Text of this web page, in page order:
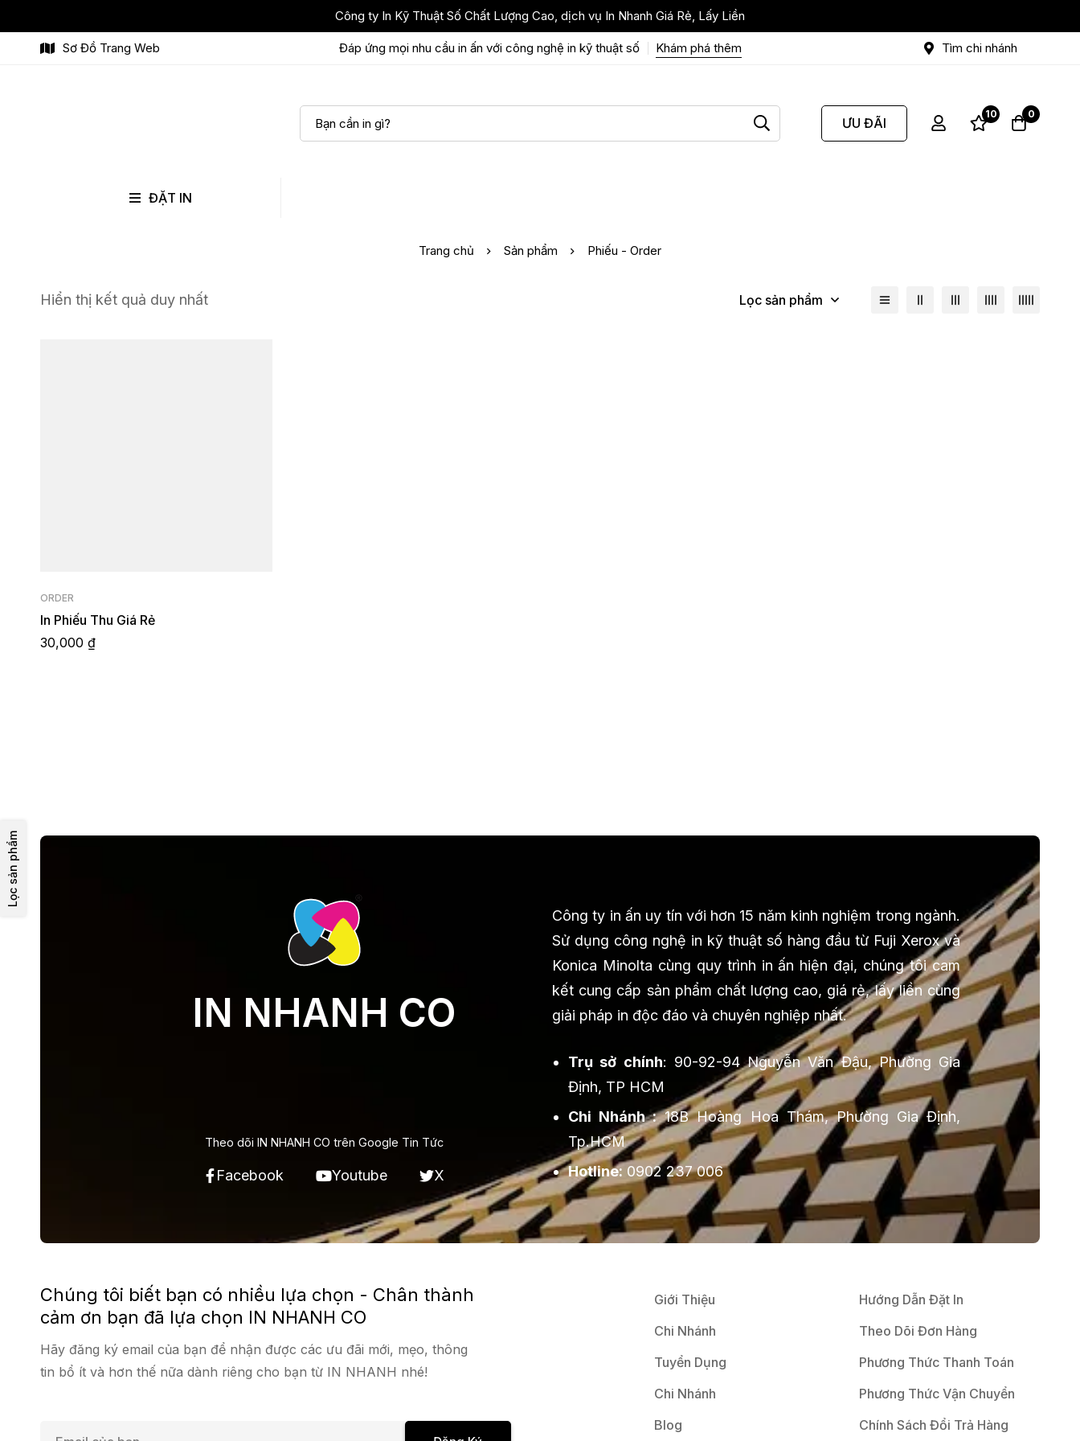
Công ty In Kỹ Thuật Số Chất Lượng Cao, dịch vụ In Nhanh Giá Rẻ, Lấy Liền
Sơ Đồ Trang Web Đáp ứng mọi nhu cầu in ấn với công nghệ in kỹ thuật số Khám phá thêm Tìm chi nhánh
ƯU ĐÃI
10 0
ĐẶT IN
Trang chủ Sản phẩm Phiếu - Order
Lọc sản phẩm
Hiển thị kết quả duy nhất Lọc sản phẩm
ORDER
In Phiếu Thu Giá Rẻ
30,000 ₫
IN NHANH CO
Theo dõi IN NHANH CO trên Google Tin Tức
Facebook Youtube X
Công ty in ấn uy tín với hơn 15 năm kinh nghiệm trong ngành.
Sử dụng công nghệ in kỹ thuật số hàng đầu từ Fuji Xerox và
Konica Minolta cùng quy trình in ấn hiện đại, chúng tôi cam
kết cung cấp sản phẩm chất lượng cao, giá rẻ, lấy liền cùng
giải pháp in độc đáo và chuyên nghiệp nhất.
Trụ sở chính: 90-92-94 Nguyễn Văn Đậu, Phường Gia
Định, TP HCM
Chi Nhánh :18B Hoàng Hoa Thám, Phường Gia Định,
Tp.HCM
Hotline: 0902 237 006
Chúng tôi biết bạn có nhiều lựa chọn - Chân thành
cảm ơn bạn đã lựa chọn IN NHANH CO
Hãy đăng ký email của bạn để nhận được các ưu đãi mới, mẹo, thông
tin bổ ít và hơn thế nữa dành riêng cho bạn từ IN NHANH nhé!
Giới Thiệu
Chi Nhánh
Tuyển Dụng
Chi Nhánh
Blog
Hướng Dẫn Đặt In
Theo Dõi Đơn Hàng
Phương Thức Thanh Toán
Phương Thức Vận Chuyển
Chính Sách Đổi Trả Hàng